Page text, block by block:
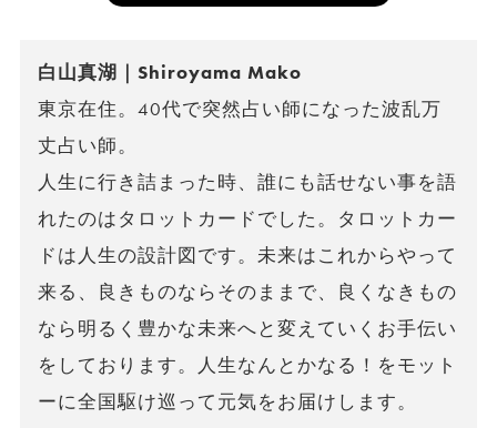
白山真湖｜Shiroyama Mako
東京在住。40代で突然占い師になった波乱万
丈占い師。
人生に行き詰まった時、誰にも話せない事を語
れたのはタロットカードでした。タロットカー
ドは人生の設計図です。未来はこれからやって
来る、良きものならそのままで、良くなきもの
なら明るく豊かな未来へと変えていくお手伝い
をしております。人生なんとかなる！をモット
ーに全国駆け巡って元気をお届けします。